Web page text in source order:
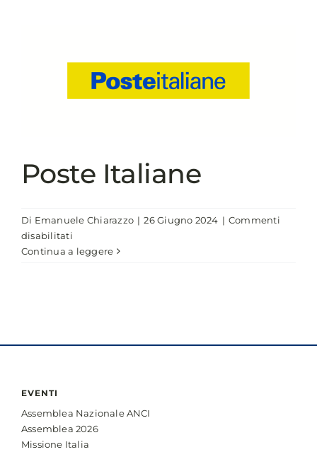
Poste Italiane
Di Emanuele Chiarazzo | 26 Giugno 2024 | Commenti
disabilitatisu
Poste
Continua a leggere
EVENTI
Assemblea Nazionale ANCI
Assemblea 2026
Missione Italia